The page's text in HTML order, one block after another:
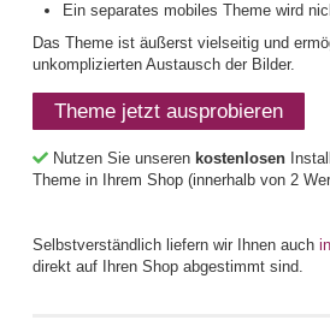
Ein separates mobiles Theme wird
Das Theme ist äußerst vielseitig und
unkomplizierten Austausch der Bilder.
Theme jetzt ausprobieren
Nutzen Sie unseren kostenlosen
Theme in Ihrem Shop (innerhalb von 2
Selbstverständlich liefern wir Ihnen auch
direkt auf Ihren Shop abgestimmt sind.